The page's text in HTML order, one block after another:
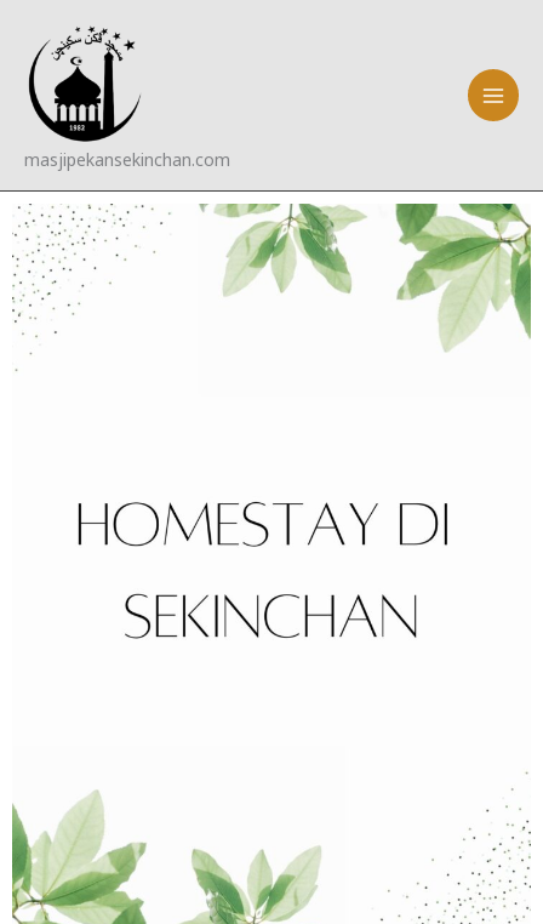
content
masjipekansekinchan.com